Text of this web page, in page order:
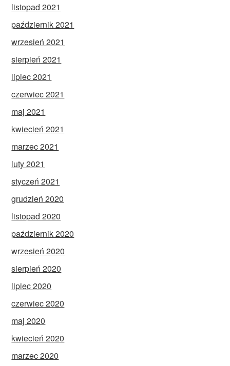
listopad 2021
październik 2021
wrzesień 2021
sierpień 2021
lipiec 2021
czerwiec 2021
maj 2021
kwiecień 2021
marzec 2021
luty 2021
styczeń 2021
grudzień 2020
listopad 2020
październik 2020
wrzesień 2020
sierpień 2020
lipiec 2020
czerwiec 2020
maj 2020
kwiecień 2020
marzec 2020